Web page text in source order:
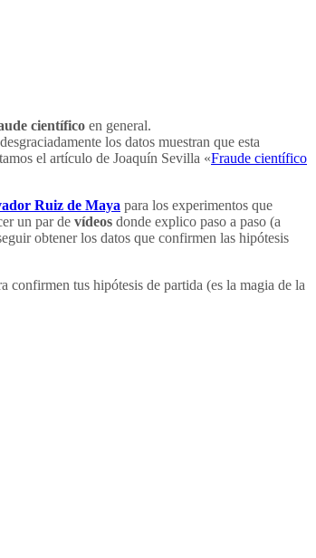
científico en general.
los datos muestran que esta
el artículo de Joaquín Sevilla «Fraude científico
Ruiz de Maya para los experimentos que
un par de vídeos donde explico paso a paso (a
obtener los datos que confirmen las hipótesis
confirmen tus hipótesis de partida (es la magia de la